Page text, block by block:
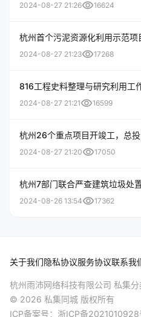
2024-08-27 21:26visibility16624
杭州首个污泥资源化利用示范项
2024-08-27 21:23visibility17268
816工程史料整理与研究利用工
2024-08-27 21:21visibility16599
杭州26个重点项目开竣工，总
2024-08-27 21:20visibility17050
杭州7部门联合严查建筑垃圾处
2024-08-26 13:54visibility17362
关于我们隐私协议服务协议联系我
杭州雨沛网络科技有限公司 私集
© 2026 私集同城 版权所有
ICP备案号： 浙ICP备